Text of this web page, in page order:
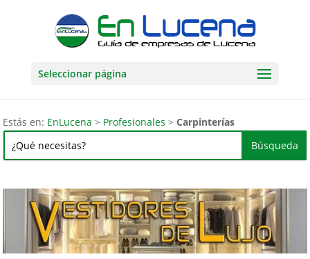
Seleccionar página
Estás en: EnLucena > Profesionales >Carpinterías